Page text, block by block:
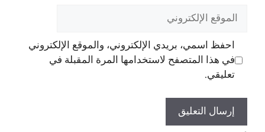
الموقع
الإلكتروني
احفظ اسمي، بريدي الإلكتروني، والموقع الإلكتروني
في هذا المتصفح لاستخدامها المرة المقبلة في
تعليقي.